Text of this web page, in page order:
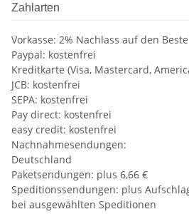
Zahlarten
Vorkasse: 2% Nachlass auf den
Paypal: kostenfrei
Kreditkarte (Visa, Mastercard,
JCB: kostenfrei
SEPA: kostenfrei
Pay direct: kostenfrei
easy credit: kostenfrei
Nachnahmesendungen:
Deutschland
Paketsendungen: plus 6,66 €
Speditionssendungen: plus
bei ausgewählten Speditionen